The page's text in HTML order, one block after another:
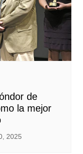
de
la mejor
2025